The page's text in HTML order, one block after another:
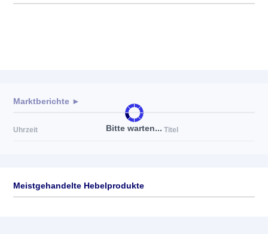
Bitte warten...
Marktberichte ►
Uhrzeit Titel
Meistgehandelte Hebelprodukte